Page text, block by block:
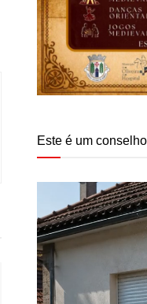
Este é um